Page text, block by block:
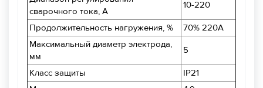
сварочного тока, А
10-220
Продолжительность нагружения, %
70% 220A
Максимальный диаметр электрода,
мм
5
Класс защиты
IP21